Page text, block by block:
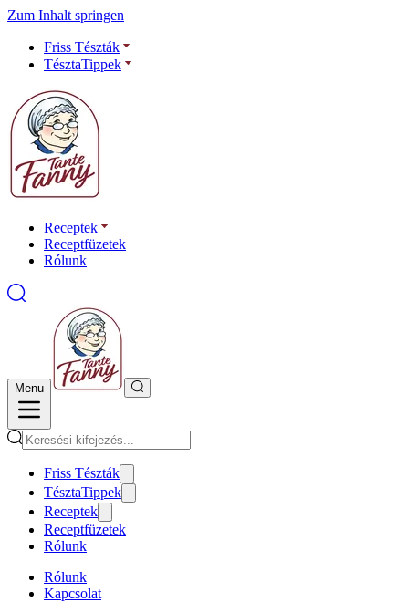
Zum Inhalt springen
Friss Tészták
TésztaTippek
Receptek
Receptfüzetek
Rólunk
Menu
Friss Tészták
TésztaTippek
Receptek
Receptfüzetek
Rólunk
Rólunk
Kapcsolat